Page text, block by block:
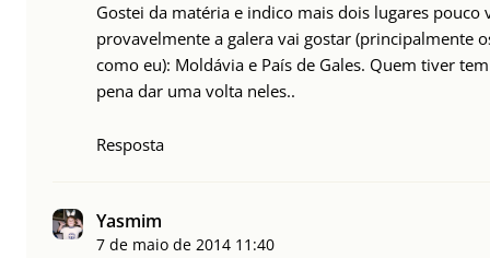
Gostei da matéria e indico mais dois lugares pouco
provavelmente a galera vai gostar (principalmente
como eu): Moldávia e País de Gales. Quem tiver
pena dar uma volta neles..
Resposta
Yasmim
7 de maio de 2014 11:40